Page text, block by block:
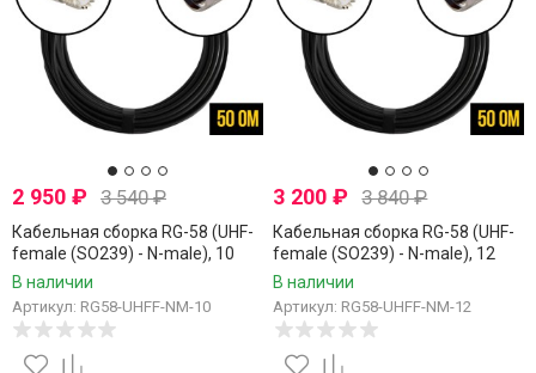
2 950 ₽ 3 540₽
Кабельная сборка RG-58 (UHF-
female (SO239) - N-male), 10
метров
В наличии
Артикул: RG58-UHFF-NM-10
3 200₽ 3 840₽
Кабельная сборка RG-58 (UHF-
female (SO239) - N-male), 12
метров
В наличии
Артикул: RG58-UHFF-NM-12